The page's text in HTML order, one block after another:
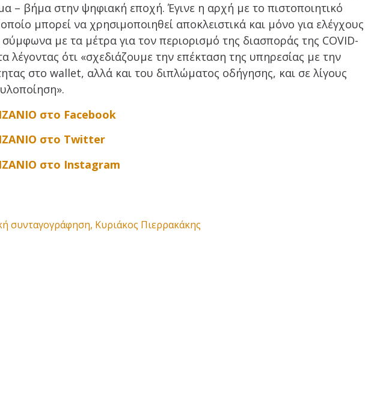
– βήμα στην ψηφιακή εποχή. Έγινε η αρχή με το πιστοποιητικό
μπορεί να χρησιμοποιηθεί αποκλειστικά και μόνο για ελέγχους
με τα μέτρα για τον περιορισμό της διασποράς της COVID-
λέγοντας ότι «σχεδιάζουμε την επέκταση της υπηρεσίας με την
στο wallet, αλλά και του διπλώματος οδήγησης, και σε λίγους
στο Facebook
στο Twitter
στο Instagram
συνταγογράφηση, Κυριάκος Πιερρακάκης